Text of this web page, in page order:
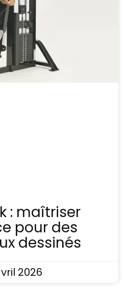
: maîtriser
pour des
dessinés
2026